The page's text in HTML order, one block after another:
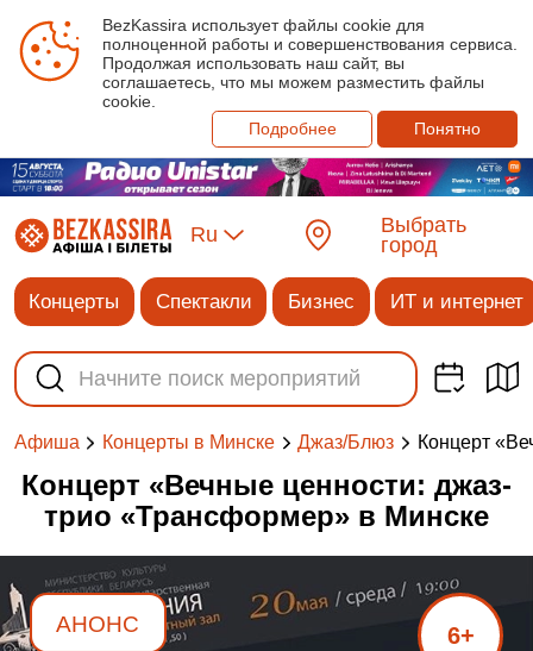
BezKassira использует файлы cookie для
полноценной работы и совершенствования сервиса.
Продолжая использовать наш сайт, вы
соглашаетесь, что мы можем разместить файлы
cookie.
Подробнее
Понятно
Ru
Выбрать
город
Концерты Спектакли Бизнес ИТ и интернет
Афиша Концерты в Минске Джаз/Блюз Концерт
Концерт «‎Вечные ценности: джаз-
трио «Трансформер»‎ в Минске
АНОНС 6+